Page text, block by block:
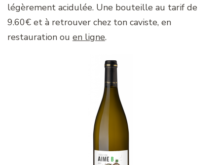
légèrement acidulée. Une bouteille au tarif de
9.60€ et à retrouver chez ton caviste, en
restauration ou en ligne.